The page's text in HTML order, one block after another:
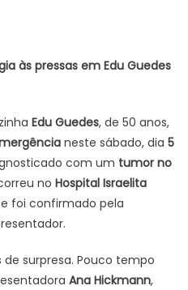
às pressas em Edu Guedes
Edu Guedes, de 50 anos,
neste sábado, dia 5
com um tumor no
no Hospital Israelita
e foi confirmado pela
surpresa. Pouco tempo
Ana Hickmann,